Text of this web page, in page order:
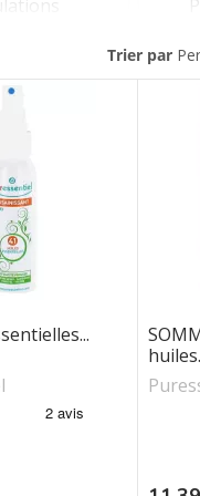
Trier par